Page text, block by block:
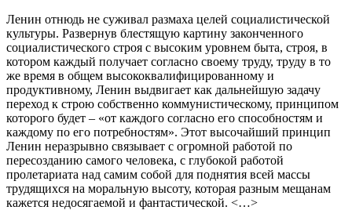
Ленин отнюдь не суживал размаха целей социалистической
культуры. Развернув блестящую картину законченного
социалистического строя с высоким уровнем быта, строя, в
котором каждый получает согласно своему труду, труду в то
же время в общем высококвалифицированному и
продуктивному, Ленин выдвигает как дальнейшую задачу
переход к строю собственно коммунистическому, принципом
которого будет – «от каждого согласно его способностям и
каждому по его потребностям». Этот высочайший принцип
Ленин неразрывно связывает с огромной работой по
пересозданию самого человека, с глубокой работой
пролетариата над самим собой для поднятия всей массы
трудящихся на моральную высоту, которая разным мещанам
кажется недосягаемой и фантастической. <…>